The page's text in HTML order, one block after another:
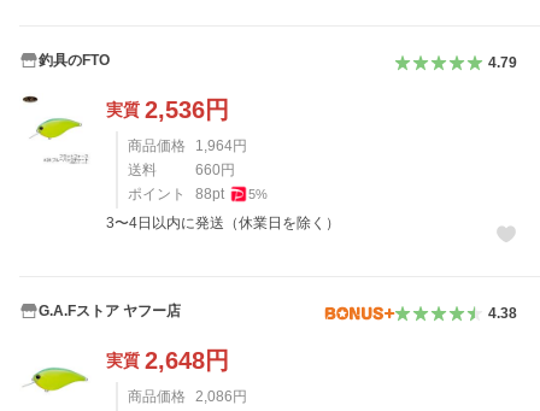
釣具のFTO 4.79
実質 2,536円
商品価格 1,964円
送料
660 円
ポイント
88pt 5%
3〜4日以内に発送（休業日を除く）
G.A.Fストア ヤフー店 4.38
実質 2,648円
商品価格 2,086 円